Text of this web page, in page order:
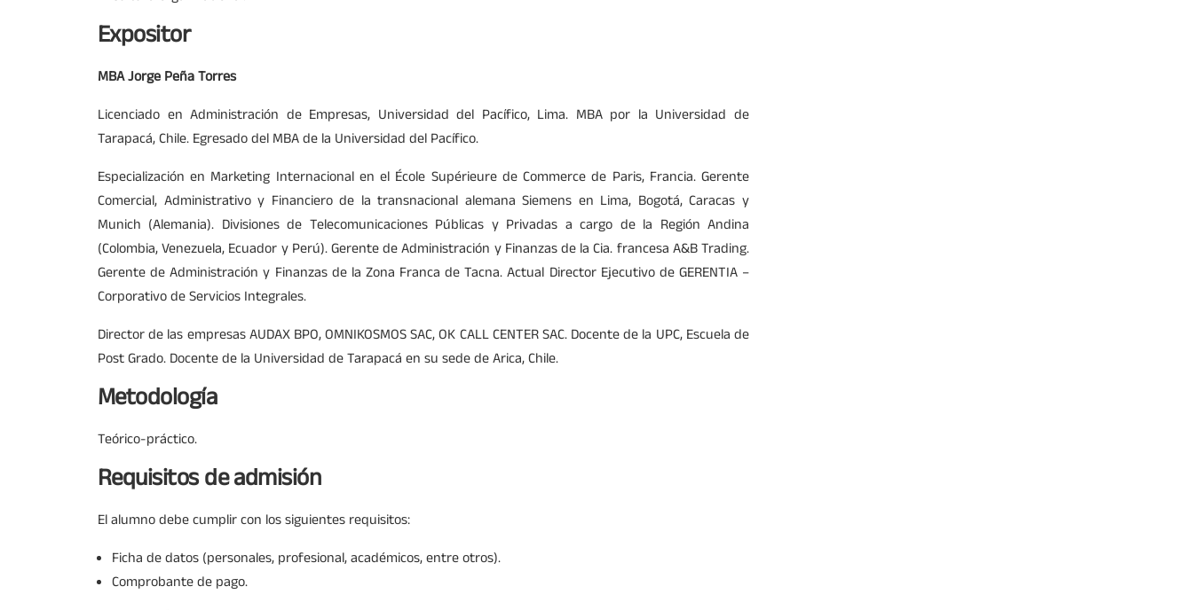
Expositor
MBA Jorge Peña Torres
Licenciado en Administración de Empresas, Universidad del Pacífico, Lima. MBA por la Universidad de
Tarapacá, Chile. Egresado del MBA de la Universidad del Pacífico.
Especialización en Marketing Internacional en el École Supérieure de Commerce de Paris, Francia. Gerente
Comercial, Administrativo y Financiero de la transnacional alemana Siemens en Lima, Bogotá, Caracas y
Munich (Alemania). Divisiones de Telecomunicaciones Públicas y Privadas a cargo de la Región Andina
(Colombia, Venezuela, Ecuador y Perú). Gerente de Administración y Finanzas de la Cia. francesa A&B Trading.
Gerente de Administración y Finanzas de la Zona Franca de Tacna. Actual Director Ejecutivo de GERENTIA –
Corporativo de Servicios Integrales.
Director de las empresas AUDAX BPO, OMNIKOSMOS SAC, OK CALL CENTER SAC. Docente de la UPC, Escuela de
Post Grado. Docente de la Universidad de Tarapacá en su sede de Arica, Chile.
Metodología
Teórico-práctico.
Requisitos de admisión
El alumno debe cumplir con los siguientes requisitos:
Ficha de datos (personales, profesional, académicos, entre otros).
Comprobante de pago.